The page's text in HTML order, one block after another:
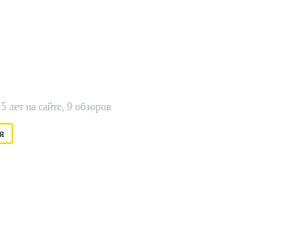
5 лет на сайте, 9 обзоров